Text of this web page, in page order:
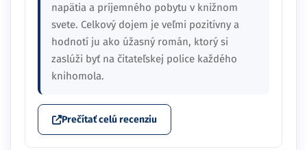
napätia a príjemného pobytu v knižnom
svete. Celkový dojem je veľmi pozitívny a
hodnotí ju ako úžasný román, ktorý si
zaslúži byť na čitateľskej police každého
knihomola.
Prečítať celú recenziu